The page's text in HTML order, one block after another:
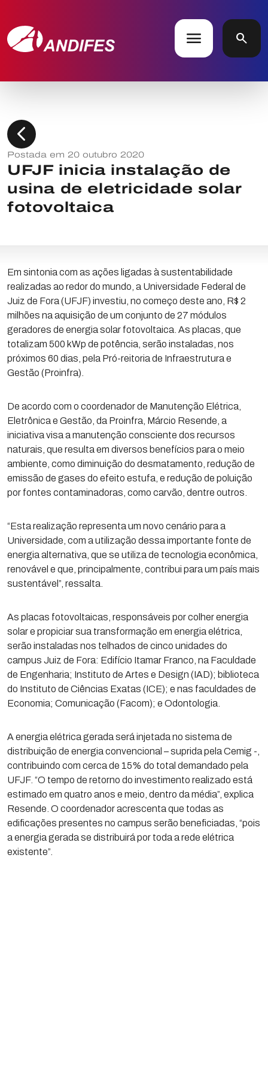
menu search
chevron_left
Postada em 20 outubro 2020
UFJF inicia instalação de
usina de eletricidade solar
fotovoltaica
Em sintonia com as ações ligadas à sustentabilidade
realizadas ao redor do mundo, a Universidade Federal de
Juiz de Fora (UFJF) investiu, no começo deste ano, R$ 2
milhões na aquisição de um conjunto de 27 módulos
geradores de energia solar fotovoltaica. As placas, que
totalizam 500 kWp de potência, serão instaladas, nos
próximos 60 dias, pela Pró-reitoria de Infraestrutura e
Gestão (Proinfra).
De acordo com o coordenador de Manutenção Elétrica,
Eletrônica e Gestão, da Proinfra, Márcio Resende, a
iniciativa visa a manutenção consciente dos recursos
naturais, que resulta em diversos benefícios para o meio
ambiente, como diminuição do desmatamento, redução de
emissão de gases do efeito estufa, e redução de poluição
por fontes contaminadoras, como carvão, dentre outros.
“Esta realização representa um novo cenário para a
Universidade, com a utilização dessa importante fonte de
energia alternativa, que se utiliza de tecnologia econômica,
renovável e que, principalmente, contribui para um país mais
sustentável”, ressalta.
As placas fotovoltaicas, responsáveis por colher energia
solar e propiciar sua transformação em energia elétrica,
serão instaladas nos telhados de cinco unidades do
campus Juiz de Fora: Edifício Itamar Franco, na Faculdade
de Engenharia; Instituto de Artes e Design (IAD); biblioteca
do Instituto de Ciências Exatas (ICE); e nas faculdades de
Economia; Comunicação (Facom); e Odontologia.
A energia elétrica gerada será injetada no sistema de
distribuição de energia convencional – suprida pela Cemig -,
contribuindo com cerca de 15% do total demandado pela
UFJF. “O tempo de retorno do investimento realizado está
estimado em quatro anos e meio, dentro da média”, explica
Resende. O coordenador acrescenta que todas as
edificações presentes no campus serão beneficiadas, “pois
a energia gerada se distribuirá por toda a rede elétrica
existente”.